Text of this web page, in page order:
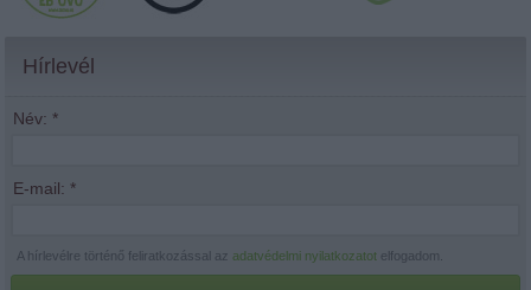
Hírlevél
Név: *
E-mail: *
A hírlevélre történő feliratkozással azadatvédelmi nyilatkozatot elfogadom.